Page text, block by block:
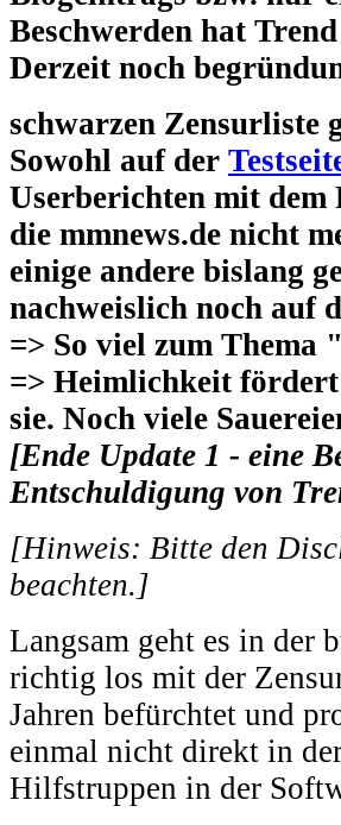
Beschwerden hat
Derzeit noch
schwarzen Zensurliste
Sowohl auf der
Userberichten mit
die mmnews.de nicht
einige andere bislang
nachweislich noch auf
=> So viel zum
=> Heimlichkeit
sie. Noch viele
[Ende Update 1 - eine
Entschuldigung von
[Hinweis: Bitte den
beachten.]
Langsam geht es in der
richtig los mit der
Jahren befürchtet und
einmal nicht direkt in
Hilfstruppen in der